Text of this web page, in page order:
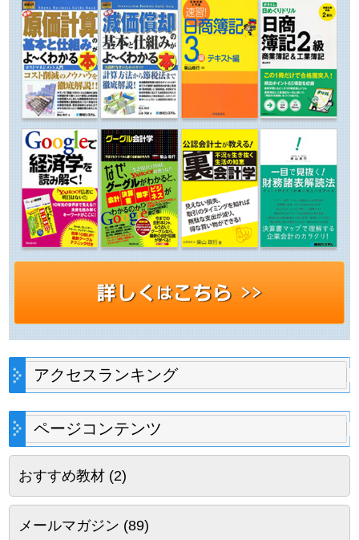
アクセスランキング
ページコンテンツ
おすすめ教材(2)
メールマガジン (89)